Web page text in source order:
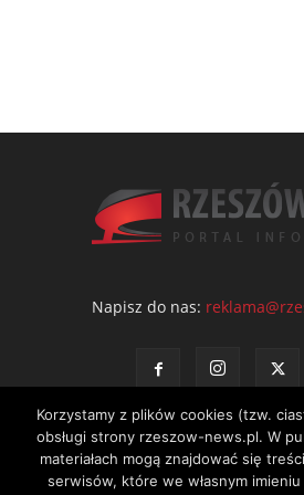
Napisz do nas:
Kontakt Polityka prywatności
Korzystamy z plików cookies (tzw.
obsługi strony rzeszow-news.pl. W
materiałach mogą znajdować się
serwisów, które we własnym